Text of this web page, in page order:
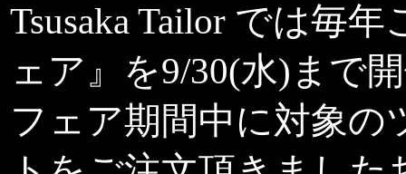
Tsusaka Tailor では毎
ェア』を9/30(水)まで
フェア期間中に対象